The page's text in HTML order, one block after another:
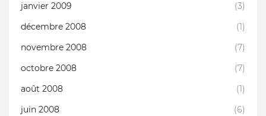
janvier 2009
(3)
décembre 2008
(1)
novembre 2008
(7)
octobre 2008
(7)
août 2008
(1)
juin 2008
(6)